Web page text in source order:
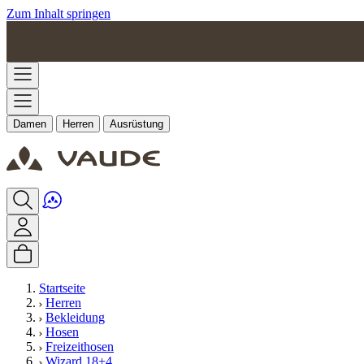
Zum Inhalt springen
Damen Herren Ausrüstung
Startseite
Herren
Bekleidung
Hosen
Freizeithosen
Wizard 18+4